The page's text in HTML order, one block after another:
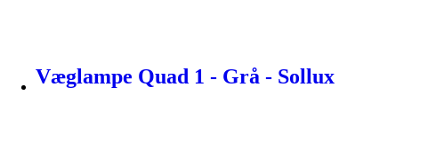
Væglampe Quad 1 - Grå - Sollux